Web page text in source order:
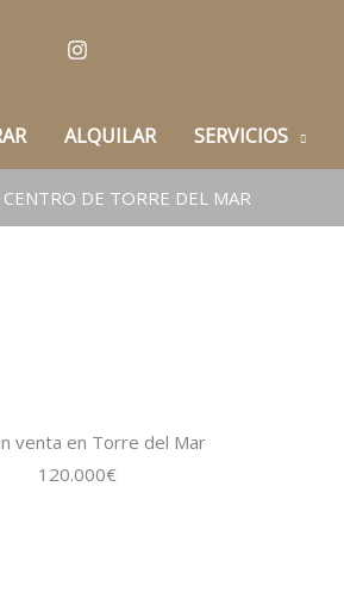
ALQUILAR SERVICIOS
DE TORRE DEL MAR
venta en Torre del Mar
120.000€